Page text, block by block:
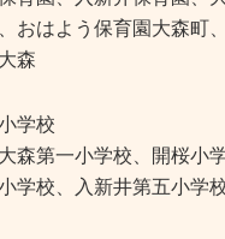
おはよう保育園大森町
森
学校
大森第一小学校、開桜小
学校、入新井第五小学